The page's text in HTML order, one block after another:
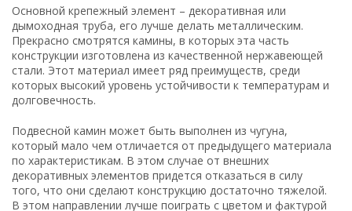
Основной крепежный элемент – декоративная или
дымоходная труба, его лучше делать металлическим.
Прекрасно смотрятся камины, в которых эта часть
конструкции изготовлена из качественной нержавеющей
стали. Этот материал имеет ряд преимуществ, среди
которых высокий уровень устойчивости к температурам и
долговечность.
Подвесной камин может быть выполнен из чугуна,
который мало чем отличается от предыдущего материала
по характеристикам. В этом случае от внешних
декоративных элементов придется отказаться в силу
того, что они сделают конструкцию достаточно тяжелой.
В этом направлении лучше поиграть с цветом и фактурой